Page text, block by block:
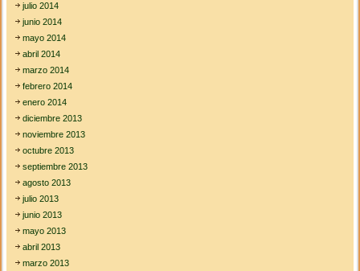
julio 2014
junio 2014
mayo 2014
abril 2014
marzo 2014
febrero 2014
enero 2014
diciembre 2013
noviembre 2013
octubre 2013
septiembre 2013
agosto 2013
julio 2013
junio 2013
mayo 2013
abril 2013
marzo 2013